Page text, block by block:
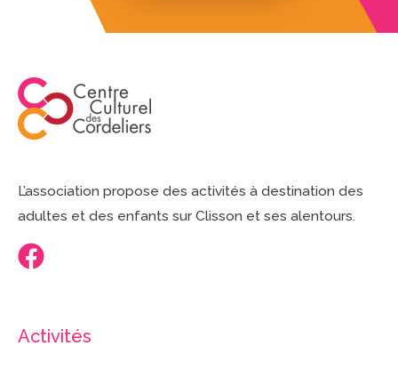
L’association propose des activités à destination des
adultes et des enfants sur Clisson et ses alentours.
Activités